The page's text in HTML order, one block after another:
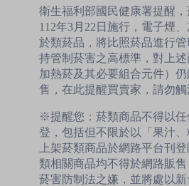
衛生福利部國民健康署提醒
112年3月22日施行，電子煙
於類菸品，將比照菸品進行
持管制菸害之高標準，對上述
加熱菸及其必要組合元件）
售，在此提醒買賣家，請勿觸
※提醒您：菸類商品不得以任
登，包括但不限於以「果汁
上架菸類商品於網路平台刊
類相關商品均不得於網路販
菸害防制法之嫌，並將處以